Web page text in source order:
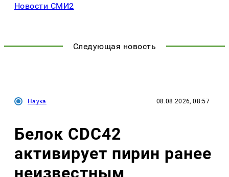
Новости СМИ2
Следующая новость
Наука 08.08.2026, 08:57
Белок CDC42
активирует пирин ранее
неизвестным